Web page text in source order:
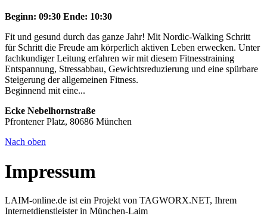
Beginn: 09:30 Ende: 10:30
Fit und gesund durch das ganze Jahr! Mit Nordic-Walking Schritt
für Schritt die Freude am körperlich aktiven Leben erwecken. Unter
fachkundiger Leitung erfahren wir mit diesem Fitnesstraining
Entspannung, Stressabbau, Gewichtsreduzierung und eine spürbare
Steigerung der allgemeinen Fitness.
Beginnend mit eine...
Ecke Nebelhornstraße
Pfrontener Platz, 80686 München
Nach oben
Impressum
LAIM-online.de ist ein Projekt von TAGWORX.NET, Ihrem
Internetdienstleister in München-Laim